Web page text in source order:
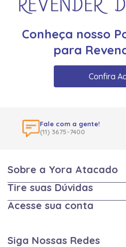
Conheça nosso
para
Confira
Fale com a gente!
(11) 3675-7400
Sobre a Yora Atacado
Tire suas Dúvidas
Acesse sua conta
Siga Nossas Redes